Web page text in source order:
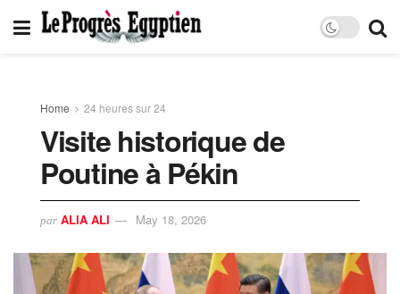
Home 24 heures sur 24
Visite historique de
Poutine à Pékin
par ALIA ALI May 18, 2026